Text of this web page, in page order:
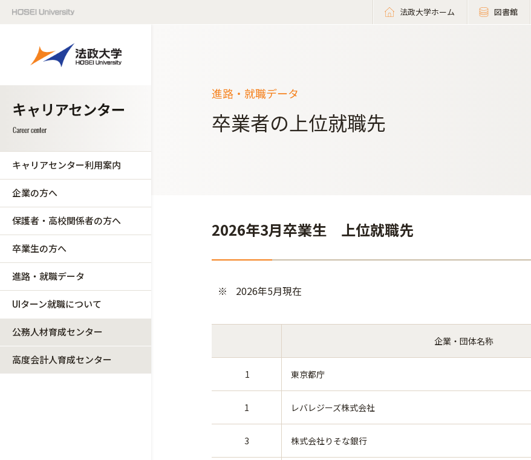
法政大学ホーム 図書館
キャリアセンター利用案内
企業の方へ
保護者・高校関係者の方へ
卒業生の方へ
進路・就職データ
UIターン就職について
公務人材育成センター
高度会計人育成センター
進路・就職データ
卒業者の上位就職先
2026年3月卒業生 上位就職先
2026年5月現在
企業・団体名称
1 東京都庁
1 レバレジーズ株式会社
3 株式会社りそな銀行